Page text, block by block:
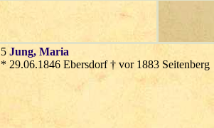
5 Jung, Maria
* 29.06.1846 Ebersdorf † vor 1883 Seitenberg